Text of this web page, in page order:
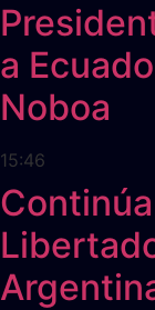
a
Noboa
15:46